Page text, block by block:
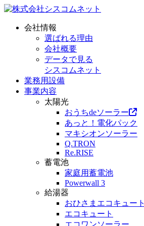
会社情報
選ばれる理由
会社概要
データで見る
シスコムネット
業務用設備
事業内容
太陽光
おうちdeソーラー
あっと！電化パック
マキシオンソーラー
Q.TRON
Re.RISE
蓄電池
家庭用蓄電池
Powerwall 3
給湯器
おひさまエコキュート
エコキュート
エコワンソーラー